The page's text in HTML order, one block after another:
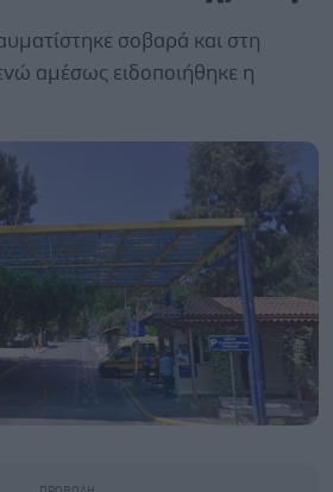
σοβαρά και στη
αμέσως ειδοποιήθηκε η